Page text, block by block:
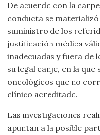
De acuerdo con la
conducta se
suministro de los
justificación médica
inadecuadas y fuera de
su legal canje, en la
oncológicos que no
clínico acreditado.
Las investigaciones
apuntan a la posible